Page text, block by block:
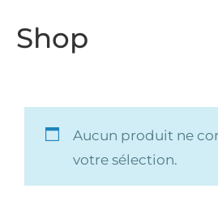
Shop
Aucun produit ne
votre sélection.